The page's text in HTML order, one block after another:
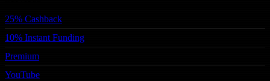
25% Cashback
10% Instant Funding
Premium
YouTube